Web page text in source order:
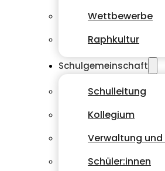
Wettbewerbe
Raphkultur
Schulgemeinschaft
Schulleitung
Kollegium
Verwaltung
Schüler:innen